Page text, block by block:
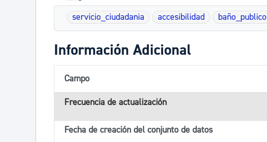
servicio_ciudadania accesibilidad baño_publico
Información Adicional
Campo
Frecuencia de actualización
Fecha de creación del conjunto de datos